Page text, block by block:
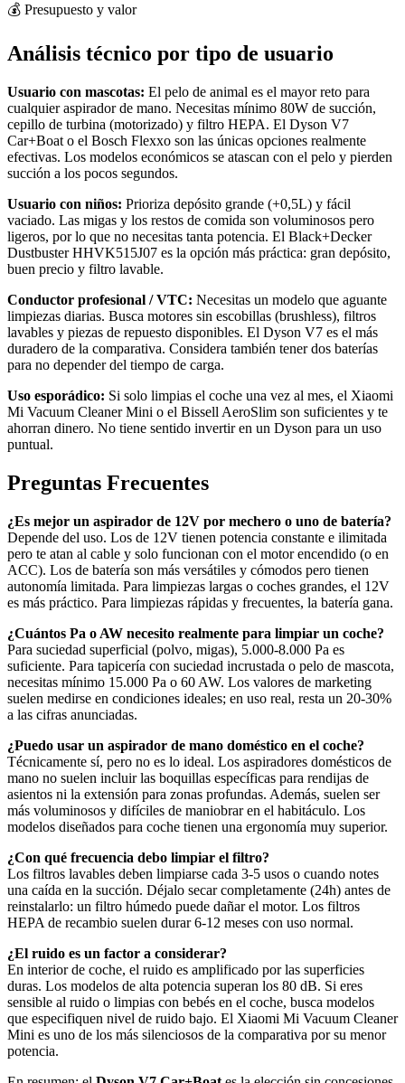
💰 Presupuesto y valor
Análisis técnico por tipo de usuario
Usuario con mascotas: El pelo de animal es el mayor reto para
cualquier aspirador de mano. Necesitas mínimo 80W de succión,
cepillo de turbina (motorizado) y filtro HEPA. El Dyson V7
Car+Boat o el Bosch Flexxo son las únicas opciones realmente
efectivas. Los modelos económicos se atascan con el pelo y pierden
succión a los pocos segundos.
Usuario con niños: Prioriza depósito grande (+0,5L) y fácil
vaciado. Las migas y los restos de comida son voluminosos pero
ligeros, por lo que no necesitas tanta potencia. El Black+Decker
Dustbuster HHVK515J07 es la opción más práctica: gran depósito,
buen precio y filtro lavable.
Conductor profesional / VTC: Necesitas un modelo que aguante
limpiezas diarias. Busca motores sin escobillas (brushless), filtros
lavables y piezas de repuesto disponibles. El Dyson V7 es el más
duradero de la comparativa. Considera también tener dos baterías
para no depender del tiempo de carga.
Uso esporádico: Si solo limpias el coche una vez al mes, el Xiaomi
Mi Vacuum Cleaner Mini o el Bissell AeroSlim son suficientes y te
ahorran dinero. No tiene sentido invertir en un Dyson para un uso
puntual.
Preguntas Frecuentes
¿Es mejor un aspirador de 12V por mechero o uno de batería?
Depende del uso. Los de 12V tienen potencia constante e ilimitada
pero te atan al cable y solo funcionan con el motor encendido (o en
ACC). Los de batería son más versátiles y cómodos pero tienen
autonomía limitada. Para limpiezas largas o coches grandes, el 12V
es más práctico. Para limpiezas rápidas y frecuentes, la batería gana.
¿Cuántos Pa o AW necesito realmente para limpiar un coche?
Para suciedad superficial (polvo, migas), 5.000-8.000 Pa es
suficiente. Para tapicería con suciedad incrustada o pelo de mascota,
necesitas mínimo 15.000 Pa o 60 AW. Los valores de marketing
suelen medirse en condiciones ideales; en uso real, resta un 20-30%
a las cifras anunciadas.
¿Puedo usar un aspirador de mano doméstico en el coche?
Técnicamente sí, pero no es lo ideal. Los aspiradores domésticos de
mano no suelen incluir las boquillas específicas para rendijas de
asientos ni la extensión para zonas profundas. Además, suelen ser
más voluminosos y difíciles de maniobrar en el habitáculo. Los
modelos diseñados para coche tienen una ergonomía muy superior.
¿Con qué frecuencia debo limpiar el filtro?
Los filtros lavables deben limpiarse cada 3-5 usos o cuando notes
una caída en la succión. Déjalo secar completamente (24h) antes de
reinstalarlo: un filtro húmedo puede dañar el motor. Los filtros
HEPA de recambio suelen durar 6-12 meses con uso normal.
¿El ruido es un factor a considerar?
En interior de coche, el ruido es amplificado por las superficies
duras. Los modelos de alta potencia superan los 80 dB. Si eres
sensible al ruido o limpias con bebés en el coche, busca modelos
que especifiquen nivel de ruido bajo. El Xiaomi Mi Vacuum Cleaner
Mini es uno de los más silenciosos de la comparativa por su menor
potencia.